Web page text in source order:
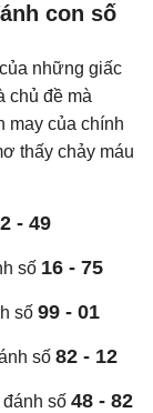
con số
những giấc
chủ đề mà
may của chính
thấy chảy máu
- 49
số 16 - 75
số 99 - 01
số 82 - 12
số 48 - 82